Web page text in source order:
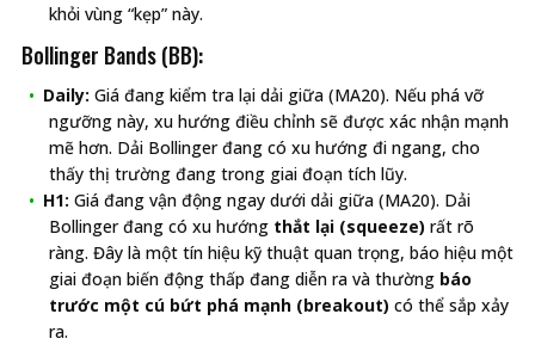
khỏi vùng “kẹp” này.
Bollinger Bands (BB):
Daily: Giá đang kiểm tra lại dải giữa (MA20). Nếu phá vỡ
ngưỡng này, xu hướng điều chỉnh sẽ được xác nhận mạnh
mẽ hơn. Dải Bollinger đang có xu hướng đi ngang, cho
thấy thị trường đang trong giai đoạn tích lũy.
H1: Giá đang vận động ngay dưới dải giữa (MA20). Dải
Bollinger đang có xu hướng thắt lại (squeeze) rất rõ
ràng. Đây là một tín hiệu kỹ thuật quan trọng, báo hiệu một
giai đoạn biến động thấp đang diễn ra và thường báo
trước một cú bứt phá mạnh (breakout) có thể sắp xảy
ra.